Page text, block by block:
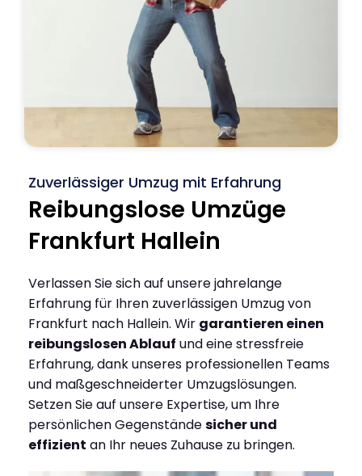
Zuverlässiger Umzug mit Erfahrung
Reibungslose Umzüge
Frankfurt Hallein
Verlassen Sie sich auf unsere jahrelange
Erfahrung für Ihren zuverlässigen Umzug von
Frankfurt nach Hallein. Wir garantieren einen
reibungslosen Ablauf und eine stressfreie
Erfahrung, dank unseres professionellen Teams
und maßgeschneiderter Umzugslösungen.
Setzen Sie auf unsere Expertise, um Ihre
persönlichen Gegenständesicher und
effizient an Ihr neues Zuhause zu bringen.